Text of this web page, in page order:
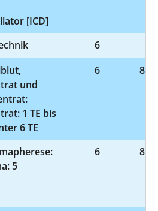
[ICD]
6
und
1 TE bis
6 TE
6 8-
5
6 8-